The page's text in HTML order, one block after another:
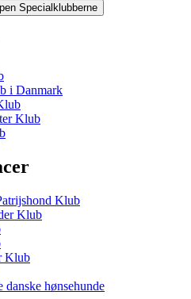
Specialklubberne
i Danmark
Klub
Klub
Klub
Klub
hønsehunde